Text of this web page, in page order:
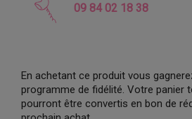
09 84 02 18 38
En achetant ce produit vous
programme de fidélité. Votre panier
pourront être convertis en bon de